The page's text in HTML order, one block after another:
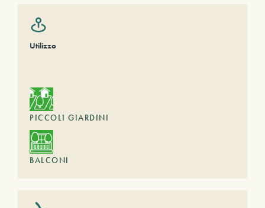
Utilizzo
PICCOLI GIARDINI
BALCONI